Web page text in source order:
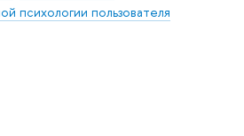
психологии пользователя